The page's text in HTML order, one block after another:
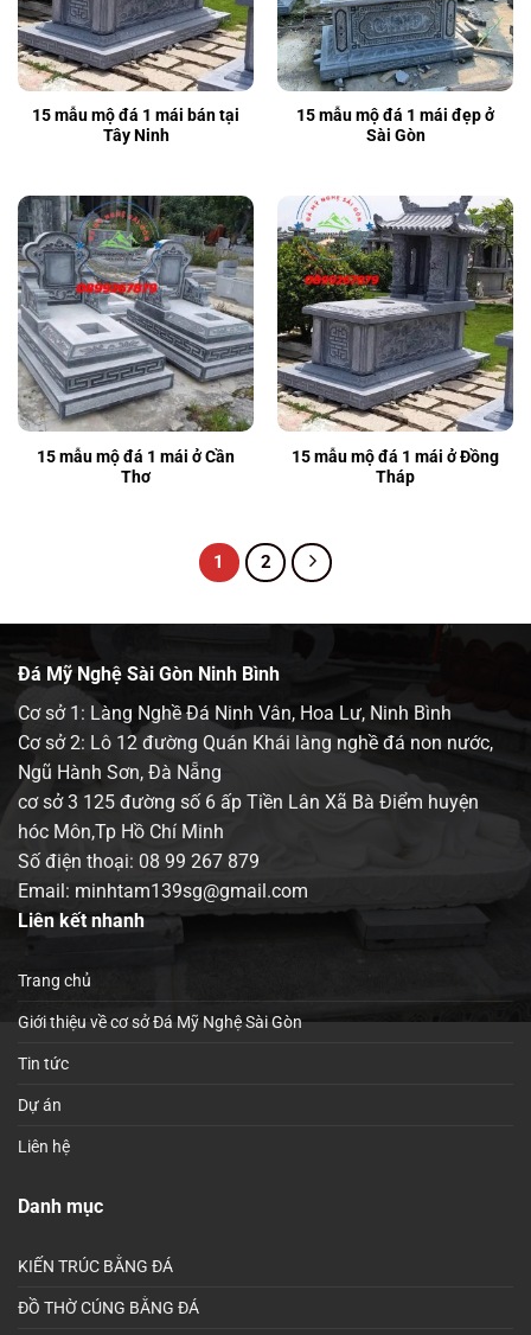
15 mẫu mộ đá 1 mái bán tại
Tây Ninh
15 mẫu mộ đá 1 mái đẹp ở
Sài Gòn
15 mẫu mộ đá 1 mái ở Cần
Thơ
15 mẫu mộ đá 1 mái ở Đồng
Tháp
1 2
Đá Mỹ Nghệ Sài Gòn Ninh Bình
Cơ sở 1: Làng Nghề Đá Ninh Vân, Hoa Lư, Ninh Bình
Cơ sở 2: Lô 12 đường Quán Khái làng nghề đá non nước,
Ngũ Hành Sơn, Đà Nẵng
cơ sở 3 125 đường số 6 ấp Tiền Lân Xã Bà Điểm huyện
hóc Môn,Tp Hồ Chí Minh
Số điện thoại: 08 99 267 879
Email: minhtam139sg@gmail.com
Liên kết nhanh
Trang chủ
Giới thiệu về cơ sở Đá Mỹ Nghệ Sài Gòn
Tin tức
Dự án
Liên hệ
Danh mục
KIẾN TRÚC BẰNG ĐÁ
ĐỒ THỜ CÚNG BẰNG ĐÁ